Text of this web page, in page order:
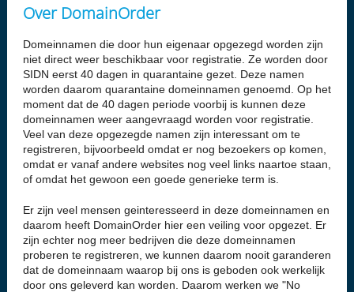
Over DomainOrder
Domeinnamen die door hun eigenaar opgezegd worden zijn
niet direct weer beschikbaar voor registratie. Ze worden door
SIDN eerst 40 dagen in quarantaine gezet. Deze namen
worden daarom quarantaine domeinnamen genoemd. Op het
moment dat de 40 dagen periode voorbij is kunnen deze
domeinnamen weer aangevraagd worden voor registratie.
Veel van deze opgezegde namen zijn interessant om te
registreren, bijvoorbeeld omdat er nog bezoekers op komen,
omdat er vanaf andere websites nog veel links naartoe staan,
of omdat het gewoon een goede generieke term is.
Er zijn veel mensen geinteresseerd in deze domeinnamen en
daarom heeft DomainOrder hier een veiling voor opgezet. Er
zijn echter nog meer bedrijven die deze domeinnamen
proberen te registreren, we kunnen daarom nooit garanderen
dat de domeinnaam waarop bij ons is geboden ook werkelijk
door ons geleverd kan worden. Daarom werken we "No